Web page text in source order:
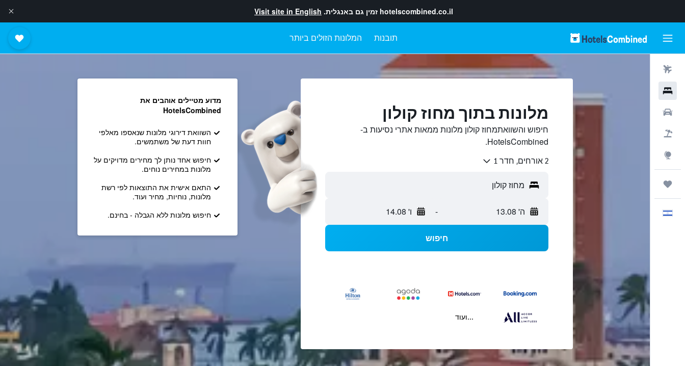
hotelscombined.co.il זמין גם באנגלית. Visit site in English
תובנות המלונות הזולים ביותר
מלונות בתוך מחוז קולון
חיפוש והשוואתמחוז קולון מלונות ממאות אתרי נסיעות ב-
HotelsCombined.
2 אורחים, חדר 1
ה' 13.08 - ו' 14.08
חיפוש
...ועוד
מדוע מטיילים אוהבים את
HotelsCombined
השוואת דירוגי מלונות שנאספו מאלפי
חוות דעת של משתמשים.
חיפוש אחד נותן לך מחירים מדויקים על
מלונות במחירים נוחים.
התאם אישית את התוצאות לפי רשת
מלונות, נוחיות, מחיר ועוד.
חיפוש מלונות ללא הגבלה - בחינם.